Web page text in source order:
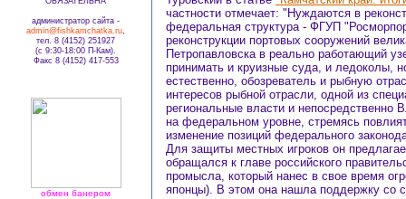
администратор сайта -
admin@fishkamchatka.ru,
тел. 8 (4152) 251927
(с 9:30-18:00 П-Кам).
Факс 8 (4152) 417-553
обмен банером
частности отмечает: "Нуждаются в
федеральная структура - ФГУП
реконструкции портовых сооружений
Петропавловска в реально работающий
принимать и круизные суда, и ледоколы,
естественно, обозреватель и рыбную
интересов рыбной отрасли, одной из
региональные власти и
на федеральном уровне, стремясь
изменение позиций федерального
Для защиты местных игроков он
обращался к главе российского
промысла, который нанес в свое время
японцы). В этом она нашла поддержку со